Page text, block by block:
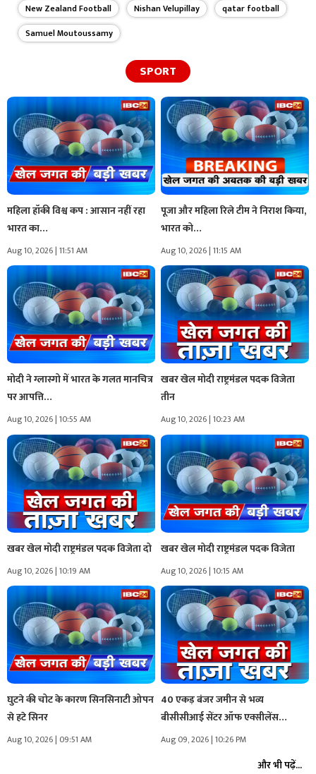
New Zealand Football
Nishan Velupillay
qatar football
Samuel Moutoussamy
SPORT
महिला हॉकी विश्व कप : आसान नहीं रहा
भारत का…
Aug 10, 2026 | 11:51 AM
पूजा और महिला रिले टीम ने निराश किया,
भारत को…
Aug 10, 2026 | 11:15 AM
मोदी ने ग्लास्गो में भारत के गलत मानचित्र
पर आपत्ति…
Aug 10, 2026 | 10:55 AM
खबर खेल मोदी राष्ट्रमंडल पदक विजेता
तीन
Aug 10, 2026 | 10:23 AM
खबर खेल मोदी राष्ट्रमंडल पदक विजेता दो
Aug 10, 2026 | 10:19 AM
खबर खेल मोदी राष्ट्रमंडल पदक विजेता
Aug 10, 2026 | 10:15 AM
घुटने की चोट के कारण सिनसिनाटी ओपन
से हटे सिनर
Aug 10, 2026 | 09:51 AM
40 एकड़ बंजर जमीन से भव्य
बीसीसीआई सेंटर ऑफ एक्सीलेंस…
Aug 09, 2026 | 10:26 PM
और भी पढ़ें...